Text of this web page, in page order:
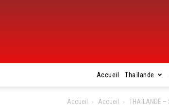
Accueil Thaïlande
Accueil Accueil THAÏLANDE